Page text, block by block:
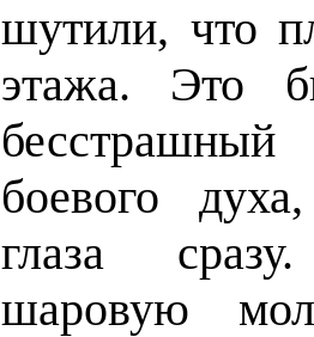
шутили, что
этажа. Это
бесстрашный
боевого
глаза
шаровую